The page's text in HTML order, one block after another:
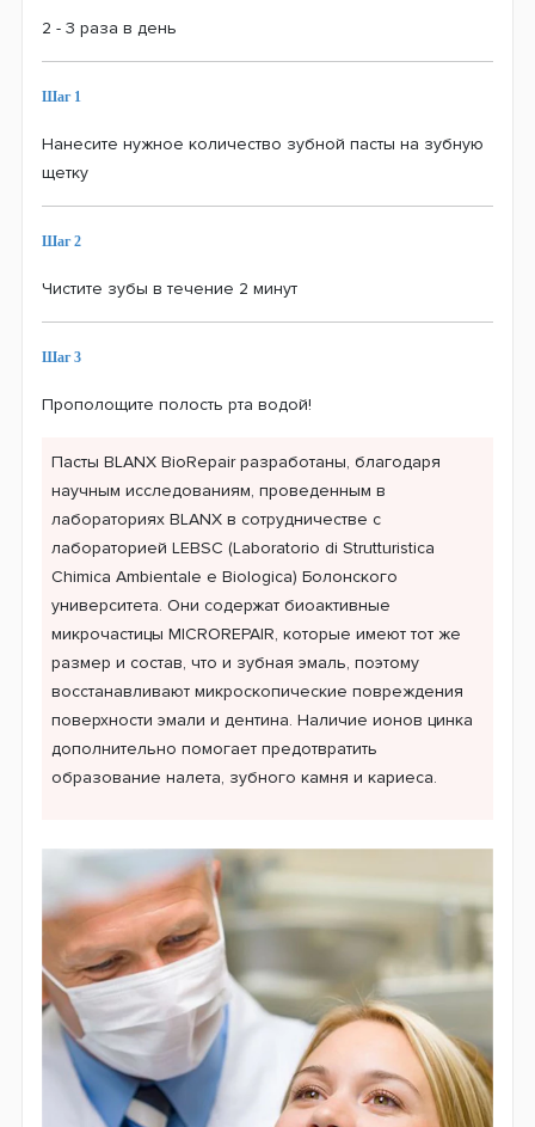
2 - 3 раза в день
Шаг 1
Нанесите нужное количество зубной пасты на зубную
щетку
Шаг 2
Чистите зубы в течение 2 минут
Шаг 3
Прополощите полость рта водой!
Пасты BLANX BioRepair разработаны, благодаря
научным исследованиям, проведенным в
лабораториях BLANX в сотрудничестве с
лабораторией LEBSC (Laboratorio di Strutturistica
Chimica Ambientale e Biologica) Болонского
университета. Они содержат биоактивные
микрочастицы MICROREPAIR, которые имеют тот же
размер и состав, что и зубная эмаль, поэтому
восстанавливают микроскопические повреждения
поверхности эмали и дентина. Наличие ионов цинка
дополнительно помогает предотвратить
образование налета, зубного камня и кариеса.